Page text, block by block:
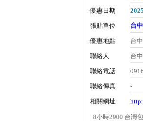
優惠日期
張貼單位 台
優惠地點 台
聯絡人 台
聯絡電話
聯絡傳真 -
相關網址
8小時2900 台灣